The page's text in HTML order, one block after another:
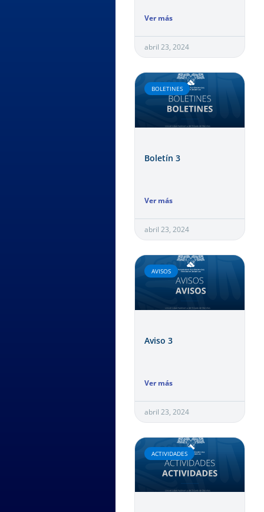
Ver más
abril 23, 2024
BOLETINES
Boletín 3
Ver más
abril 23, 2024
AVISOS
Aviso 3
Ver más
abril 23, 2024
ACTIVIDADES